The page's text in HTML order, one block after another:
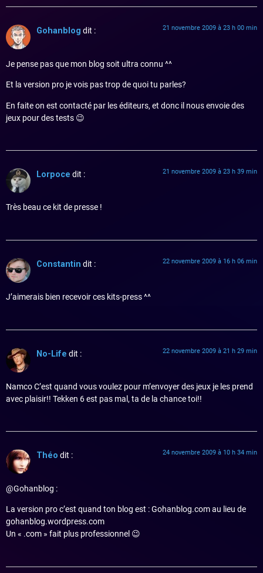
Gohanblog dit : 21 novembre 2009 à 23 h 00 min
Je pense pas que mon blog soit ultra connu ^^
Et la version pro je vois pas trop de quoi tu parles?
En faite on est contacté par les éditeurs, et donc il nous envoie des
jeux pour des tests 😉
Lorpoce dit : 21 novembre 2009 à 23 h 39 min
Très beau ce kit de presse !
Constantin dit : 22 novembre 2009 à 16 h 06 min
J’aimerais bien recevoir ces kits-press ^^
No-Life dit : 22 novembre 2009 à 21 h 29 min
Namco C’est quand vous voulez pour m’envoyer des jeux je les prend
avec plaisir!! Tekken 6 est pas mal, ta de la chance toi!!
Théo dit : 24 novembre 2009 à 10 h 34 min
@Gohanblog :
La version pro c’est quand ton blog est : Gohanblog.com au lieu de
gohanblog.wordpress.com
Un « .com » fait plus professionnel 😉